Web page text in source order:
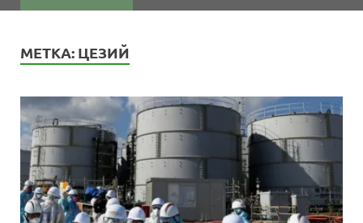
МЕТКА: ЦЕЗИЙ